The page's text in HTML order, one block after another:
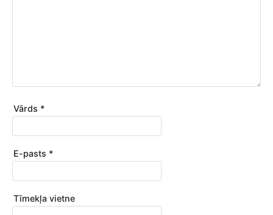
Vārds *
E-pasts *
Tīmekļa vietne